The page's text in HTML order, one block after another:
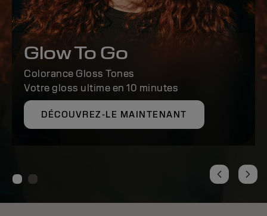
Glow To Go
Colorance Gloss Tones
Votre gloss ultime en 10 minutes
DÉCOUVREZ-LE MAINTENANT